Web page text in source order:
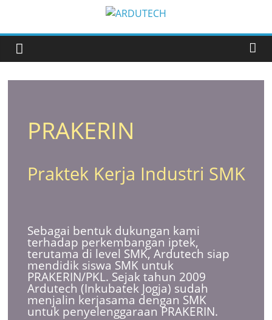
PRAKERIN
Praktek Kerja Industri SMK
Sebagai bentuk dukungan kami
terhadap perkembangan iptek,
terutama di level SMK, Ardutech siap
mendidik siswa SMK untuk
PRAKERIN/PKL. Sejak tahun 2009
Ardutech (Inkubatek Jogja) sudah
menjalin kerjasama dengan SMK
untuk penyelenggaraan PRAKERIN.